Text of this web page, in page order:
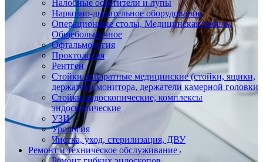
Налобные осветители и лупы
Наркозно-дыхательное оборудование
Операционные столы, Медицинская мебель,
Общебольничное
Офтальмология
Проктология
Рентген
Стойки аппаратные медицинские (стойки, ящики,
держатели монитора, держатели камерной головки
Стойки эндоскопические, комплексы
эндоскопические
УЗИ
Урология
Чистка, уход, стерилизация, ДВУ
Ремонт и техническое обслуживание